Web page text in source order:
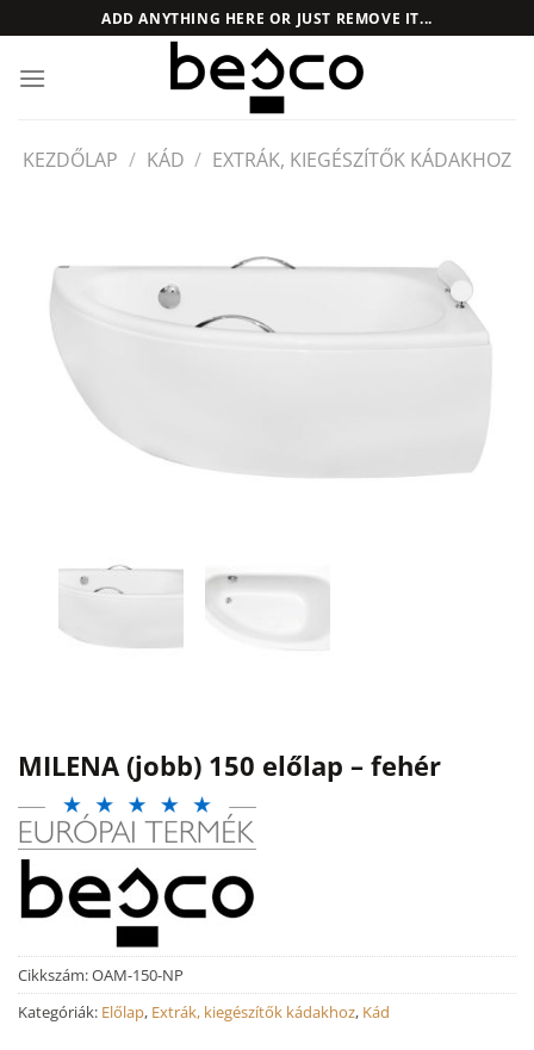
to
content
ADD ANYTHING HERE OR JUST REMOVE IT...
KEZDŐLAP / KÁD / EXTRÁK, KIEGÉSZÍTŐK KÁDAKHOZ
MILENA (jobb) 150 előlap – fehér
Cikkszám:OAM-150-NP
Kategóriák: Előlap, Extrák, kiegészítők kádakhoz, Kád